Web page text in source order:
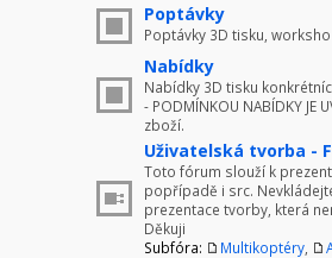
Poptávky
Poptávky 3D tisku,
Nabídky
Nabídky 3D tisku
- PODMÍNKOU NABÍDKY JE
zboží.
Uživatelská tvorba -
Toto fórum slouží k
popřípadě i src.
prezentace tvorby, která
Děkuji
Subfóra:
Multikoptéry